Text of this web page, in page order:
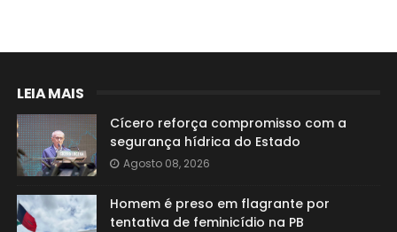
LEIA MAIS
Cícero reforça compromisso com a
segurança hídrica do Estado
Agosto 08, 2026
Homem é preso em flagrante por
tentativa de feminicídio na PB